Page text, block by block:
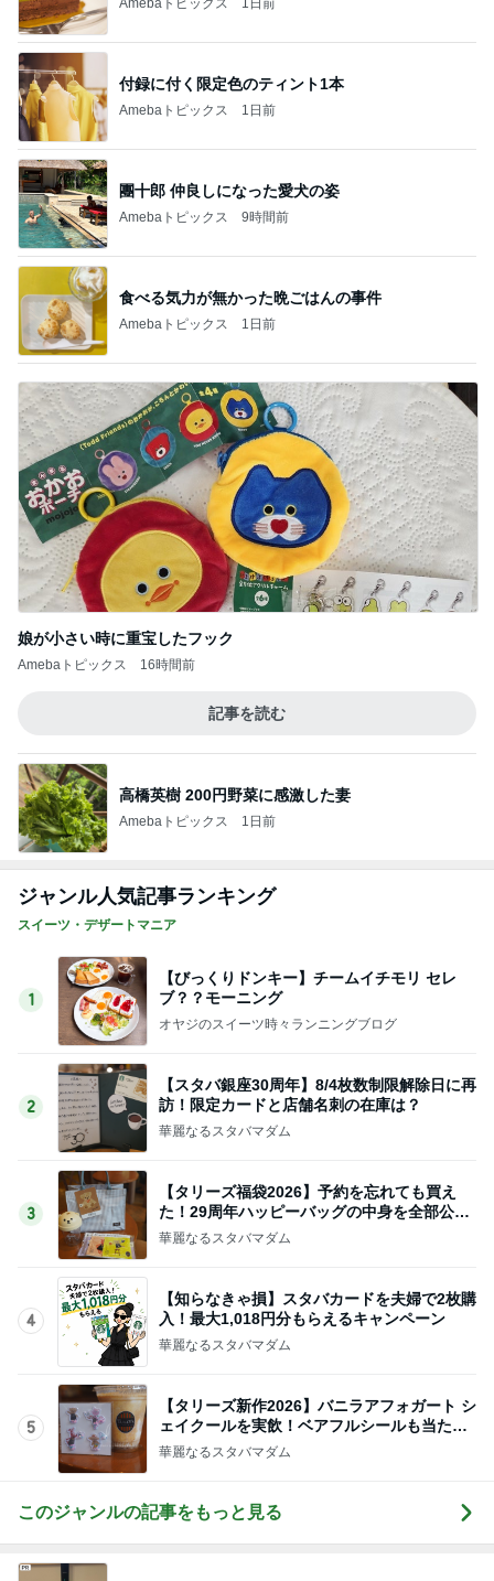
付録に付く限定色のティント1本
Amebaトピックス 1日前
團十郎 仲良しになった愛犬の姿
Amebaトピックス 9時間前
食べる気力が無かった晩ごはんの事件
Amebaトピックス 1日前
娘が小さい時に重宝したフック
Amebaトピックス 16時間前
記事を読む
高橋英樹 200円野菜に感激した妻
Amebaトピックス 1日前
ジャンル人気記事ランキング
スイーツ・デザートマニア
1
【びっくりドンキー】チームイチモリ セレ
ブ？？モーニング
オヤジのスイーツ時々ランニングブログ
2
【スタバ銀座30周年】8/4枚数制限解除日に再
訪！限定カードと店舗名刺の在庫は？
華麗なるスタバマダム
3
【タリーズ福袋2026】予約を忘れても買え
た！29周年ハッピーバッグの中身を全部公開
8/5～
華麗なるスタバマダム
4
【知らなきゃ損】スタバカードを夫婦で2枚購
入！最大1,018円分もらえるキャンペーン
華麗なるスタバマダム
5
【タリーズ新作2026】バニラアフォガート シ
ェイクールを実飲！ベアフルシールも当たっ
た！
華麗なるスタバマダム
このジャンルの記事をもっと見る